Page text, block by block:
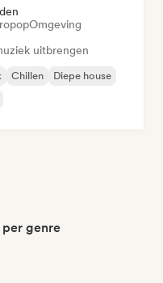
Omgeving
uitbrengen
Chillen
Diepe house
genre